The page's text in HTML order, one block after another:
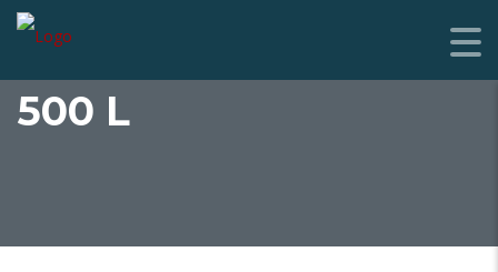
500 L